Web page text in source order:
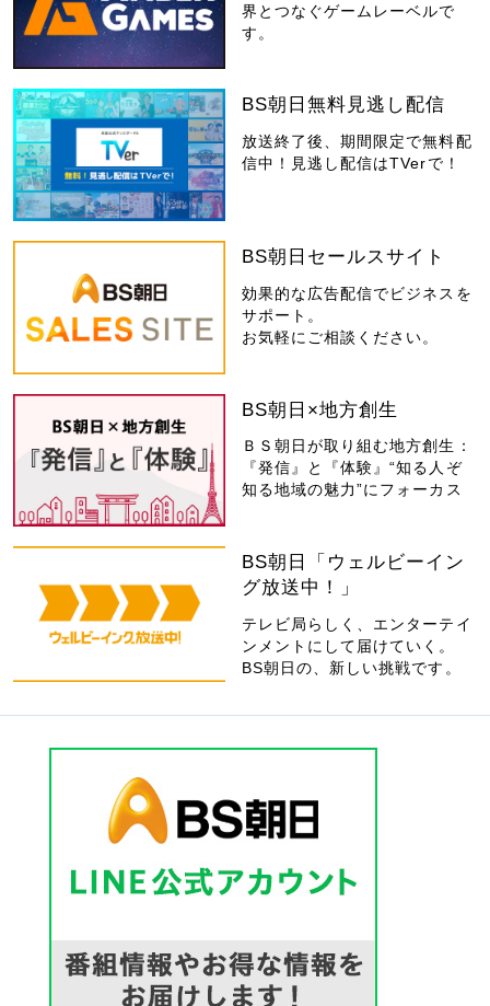
界とつなぐゲームレーベルで
す。
BS朝日無料見逃し配信
放送終了後、期間限定で無料配
信中！見逃し配信はTVerで！
BS朝日セールスサイト
効果的な広告配信でビジネスを
サポート。
お気軽にご相談ください。
BS朝日×地方創生
ＢＳ朝日が取り組む地方創生：
『発信』と『体験』“知る人ぞ
知る地域の魅力”にフォーカス
BS朝日「ウェルビーイン
グ放送中！」
テレビ局らしく、エンターテイ
ンメントにして届けていく。
BS朝日の、新しい挑戦です。